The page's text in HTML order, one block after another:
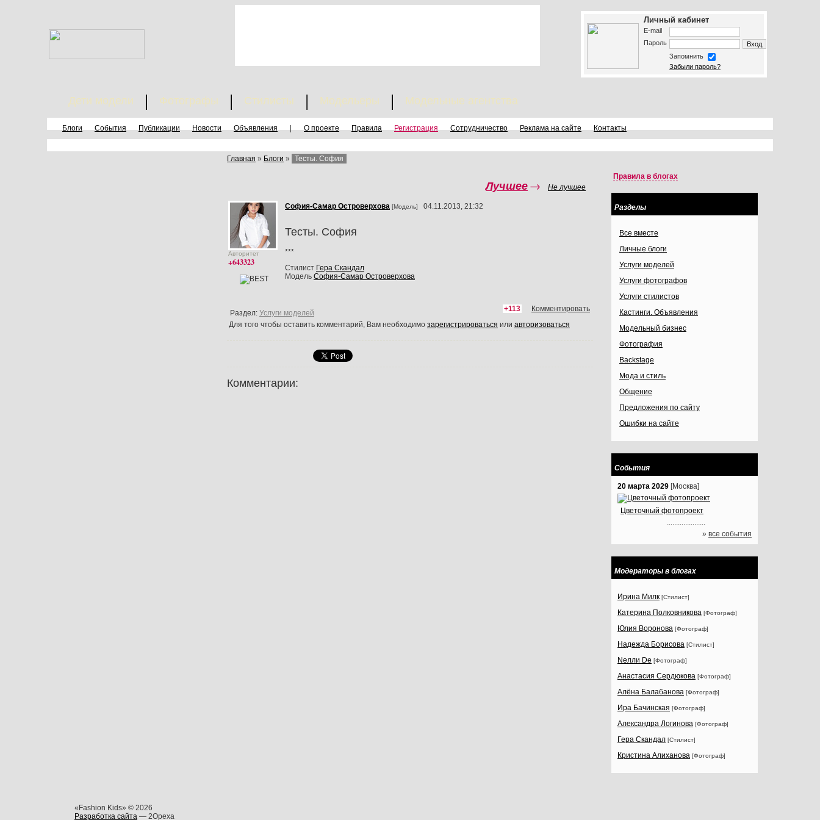
Личный кабинет
E-mail
Пароль
Запомнить
Забыли пароль?
Дети модели Фотографы Стилисты Модельеры Модельные агентства
Блоги События Публикации Новости Объявления | О проекте Правила Регистрация Сотрудничество Реклама на сайте Контакты
Главная » Блоги » Тесты. София
Лучшее→ Не лучшее
Авторитет
+643323
София-Самар Островерхова [Модель] 04.11.2013, 21:32
Тесты. София
***
Стилист Гера Скандал
Модель София-Самар Островерхова
+113 Комментировать
Раздел: Услуги моделей
Для того чтобы оставить комментарий, Вам необходимо зарегистрироваться или авторизоваться
Комментарии:
Правила в блогах
Разделы
Все вместе
Личные блоги
Услуги моделей
Услуги фотографов
Услуги стилистов
Кастинги. Объявления
Модельный бизнес
Фотография
Backstage
Мода и стиль
Общение
Предложения по сайту
Ошибки на сайте
События
20 марта 2029 [Москва]
Цветочный фотопроект
.....................
» все события
Модераторы в блогах
Ирина Милк [Стилист]
Катерина Полковникова [Фотограф]
Юлия Воронова [Фотограф]
Надежда Борисова [Стилист]
Nелли Dе [Фотограф]
Анастасия Сердюкова [Фотограф]
Алёна Балабанова [Фотограф]
Ира Бачинская [Фотограф]
Александра Логинова [Фотограф]
Гера Скандал [Стилист]
Кристина Алиханова [Фотограф]
«Fashion Kids» © 2026
Разработка сайта — 2Opexa